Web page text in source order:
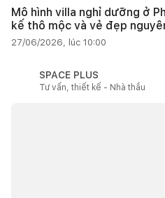
Mô hình villa nghỉ dưỡng ở
kế thô mộc và vẻ đẹp
27/06/2026, lúc 10:00
SPACE PLUS
Tư vấn, thiết kế - Nhà thầu